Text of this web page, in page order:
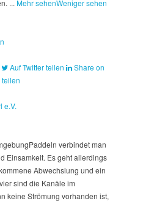
... Mehr sehenWeniger sehen
Auf Twitter teilen
Share on
teilen
e.V.
Paddeln verbindet man
Einsamkeit. Es geht allerdings
Abwechslung und ein
sind die Kanäle im
keine Strömung vorhanden ist,